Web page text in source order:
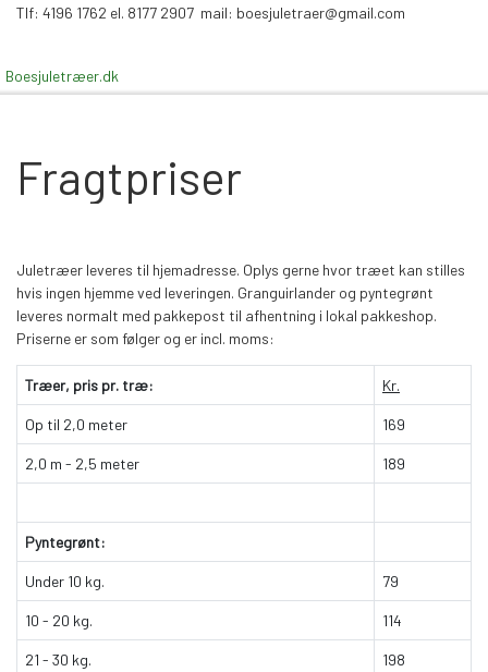
Tlf: 4196 1762 el. 8177 2907 mail: boesjuletraer@gmail.com
Boesjuletræer.dk
Fragtpriser
Juletræer leveres til hjemadresse. Oplys gerne hvor træet kan stilles
hvis ingen hjemme ved leveringen. Granguirlander og pyntegrønt
leveres normalt med pakkepost til afhentning i lokal pakkeshop.
Priserne er som følger og er incl. moms:
Træer, pris pr. træ: Kr.
Op til 2,0 meter 169
2,0 m - 2,5 meter 189
Pyntegrønt:
Under 10 kg. 79
10 - 20 kg. 114
21 - 30 kg. 198